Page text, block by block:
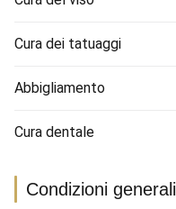
Cura dei tatuaggi
Abbigliamento
Cura dentale
Condizioni generali